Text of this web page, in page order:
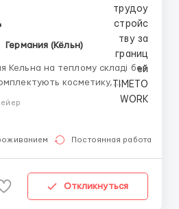
Германия (Кёльн)
Кельна на теплому складі без
косметику,
шампуні, канцелярію та
€/год брутто ✔ після
...
Постоянная работа
Откликнуться